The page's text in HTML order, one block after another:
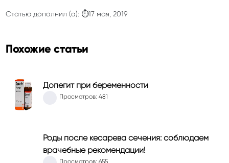
Статью дополнил (а): ⏱17 мая, 2019
Похожие статьи
Допегит при беременности
Просмотров: 481
Роды после кесарева сечения: соблюдаем
врачебные рекомендации!
Просмотров: 655